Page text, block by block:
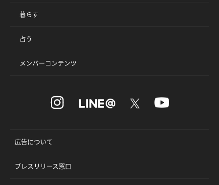
暮らす
占う
メンバーコンテンツ
広告について
プレスリリース窓口